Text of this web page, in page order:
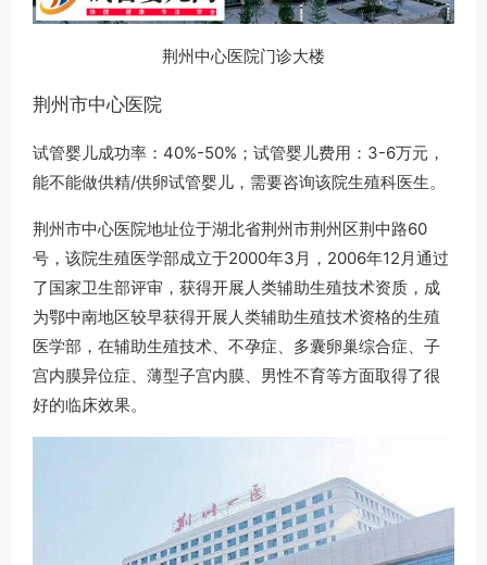
荆州中心医院门诊大楼
荆州市中心医院
试管婴儿成功率：40%-50%；试管婴儿费用：3-6万元，
能不能做供精/供卵试管婴儿，需要咨询该院生殖科医生。
荆州市中心医院地址位于湖北省荆州市荆州区荆中路60
号，该院生殖医学部成立于2000年3月，2006年12月通过
了国家卫生部评审，获得开展人类辅助生殖技术资质，成
为鄂中南地区较早获得开展人类辅助生殖技术资格的生殖
医学部，在辅助生殖技术、不孕症、多囊卵巢综合症、子
宫内膜异位症、薄型子宫内膜、男性不育等方面取得了很
好的临床效果。